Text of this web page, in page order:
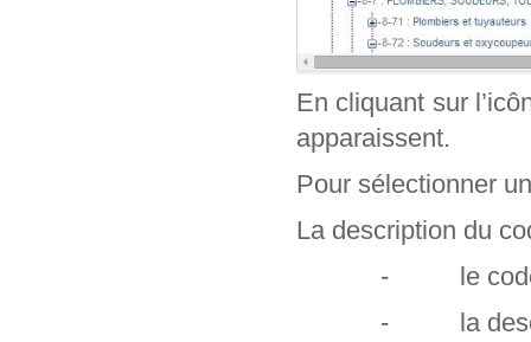
En cliquant sur
apparaissent.
Pour sélectionner
La description du
- le code
- la